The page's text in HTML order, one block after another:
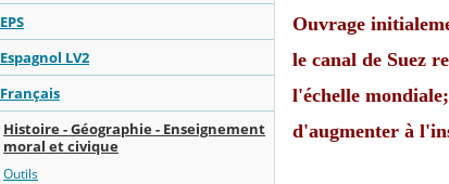
EPS
Espagnol LV2
Français
Histoire - Géographie - Enseignement
moral et civique
Outils
Ouvrage
le canal de Suez
l'échelle
d'augmenter à